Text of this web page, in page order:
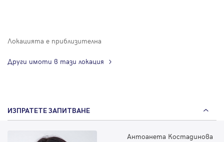
Локацията е приблизителна
Други имоти в тази локация
ИЗПРАТЕТЕ ЗАПИТВАНЕ
Антоанета Костадинова